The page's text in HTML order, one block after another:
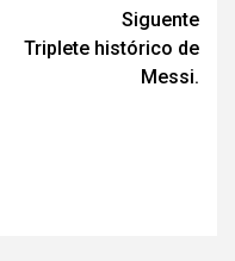
Siguente
Triplete histórico de
Messi.